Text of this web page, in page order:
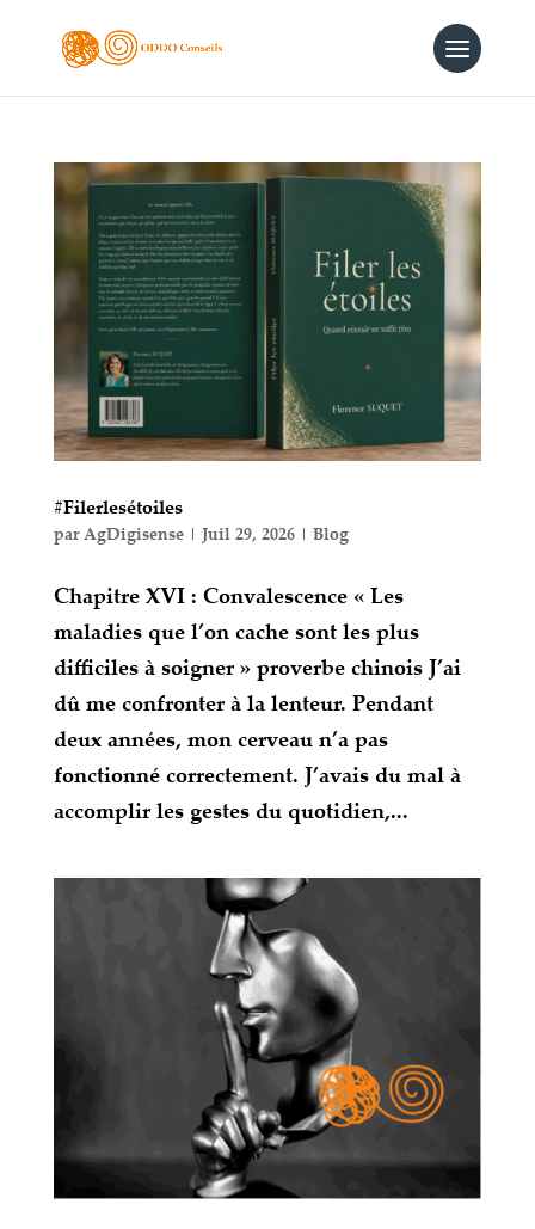
#Filerlesétoiles
parAgDigisense| Juil 29, 2026| Blog
Chapitre XVI : Convalescence « Les
maladies que l’on cache sont les plus
difficiles à soigner » proverbe chinois J’ai
dû me confronter à la lenteur. Pendant
deux années, mon cerveau n’a pas
fonctionné correctement. J’avais du mal à
accomplir les gestes du quotidien,...